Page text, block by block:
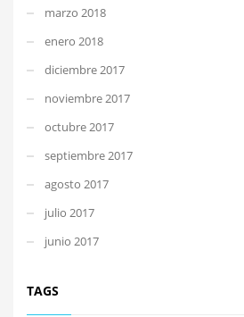
marzo 2018
enero 2018
diciembre 2017
noviembre 2017
octubre 2017
septiembre 2017
agosto 2017
julio 2017
junio 2017
TAGS